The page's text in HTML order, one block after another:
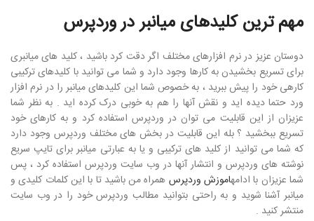
مهم ترین کلیدهای میانبر در وردپرس
دوستان عزیز در نرم افزارهای مختلف اگر دقت کرد باشید ، کلید های میانبری
برای تسریع بخشیدن به کارها وجود دارد و شما می توانید با کلیدهای ترکیبی
کارهی خود را پیش ببرید ، به خصوص شما این کلیدهای میانبر را در نرم افزار
ورد حتما دیده اید و نقش آنها را هم به خوبی درک کرده اید . به نظر شما
عزیزان از این قابلیت می توان در وردپرس استفاده کرد و به کارهای خود
تسریع ببخشید ؟ بله این قابلیت در بخش های مختلف وردپرس وجود دارد
که شما می توانید از کلید های ترکیبی و یا به عبارتی میانبر برای تایپ سریع
نوشته های وردپرس و انتشار آنها در وب سایت وردپرس استفاده کرد ، پس
شما عزیزان با ادامهاموزش وردپرس همراه من باشید تا با این کلمات کلیدی و
میانبر آشنا شوید و به راحتی بتوانید مطالب وردپرس خود را در وب سایت
منتشر کنید .